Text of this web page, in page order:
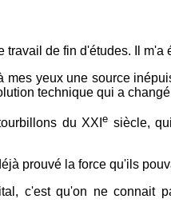
travail de fin d'études. Il
mes yeux une source
technique qui a
du XXIe siècle,
prouvé la force qu'ils
c'est qu'on ne connait